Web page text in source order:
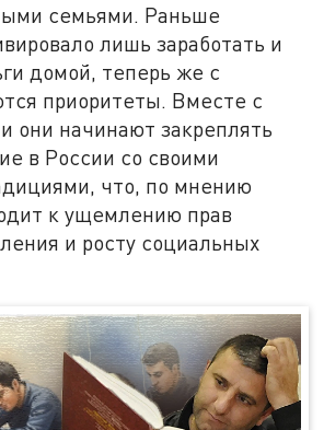
семьями. Раньше
лишь заработать и
домой, теперь же с
приоритеты. Вместе с
они начинают закреплять
в России со своими
что, по мнению
к ущемлению прав
и росту социальных